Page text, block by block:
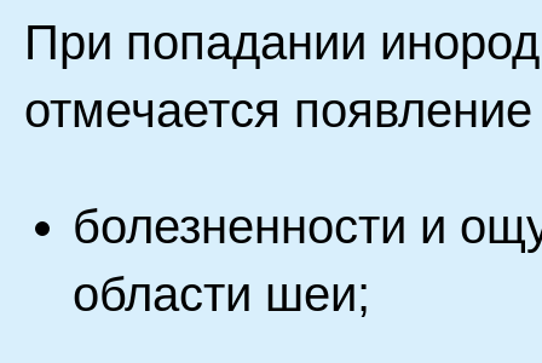
При попадании
отмечается
болезненности и
области шеи;